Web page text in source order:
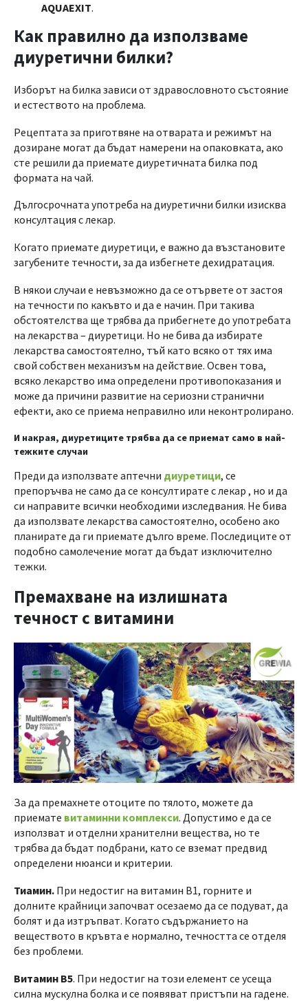
AQUAEXIT.
Как правилно да използваме
диуретични билки?
Изборът на билка зависи от здравословното състояние
и естеството на проблема.
Рецептата за приготвяне на отварата и режимът на
дозиране могат да бъдат намерени на опаковката, ако
сте решили да приемате диуретичната билка под
формата на чай.
Дългосрочната употреба на диуретични билки изисква
консултация с лекар.
Когато приемате диуретици, е важно да възстановите
загубените течности, за да избегнете дехидратация.
В някои случаи е невъзможно да се отървете от застоя
на течности по какъвто и да е начин. При такива
обстоятелства ще трябва да прибегнете до употребата
на лекарства – диуретици. Но не бива да избирате
лекарства самостоятелно, тъй като всяко от тях има
свой собствен механизъм на действие. Освен това,
всяко лекарство има определени противопоказания и
може да причини развитие на сериозни странични
ефекти, ако се приема неправилно или неконтролирано.
И накрая, диуретиците трябва да се приемат само в най-
тежките случаи
Преди да използвате аптечни диуретици, се
препоръчва не само да се консултирате с лекар , но и да
си направите всички необходими изследвания. Не бива
да използвате лекарства самостоятелно, особено ако
планирате да ги приемате дълго време. Последиците от
подобно самолечение могат да бъдат изключително
тежки.
Премахване на излишната
течност с витамини
За да премахнете отоците по тялото, можете да
приемате витаминни комплекси. Допустимо е да се
използват и отделни хранителни вещества, но те
трябва да бъдат подбрани, като се вземат предвид
определени нюанси и критерии.
Тиамин. При недостиг на витамин B1, горните и
долните крайници започват осезаемо да се подуват, да
болят и да изтръпват. Когато съдържанието на
веществото в кръвта е нормално, течността се отделя
без проблеми.
Витамин B5. При недостиг на този елемент се усеща
силна мускулна болка и се появяват пристъпи на гадене.